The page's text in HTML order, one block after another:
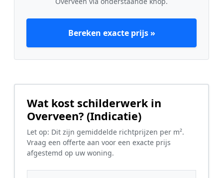
Bereken exacte prijs »
Wat kost schilderwerk in
Overveen? (Indicatie)
Let op: Dit zijn gemiddelde richtprijzen per m².
Vraag een offerte aan voor een exacte prijs
afgestemd op uw woning.